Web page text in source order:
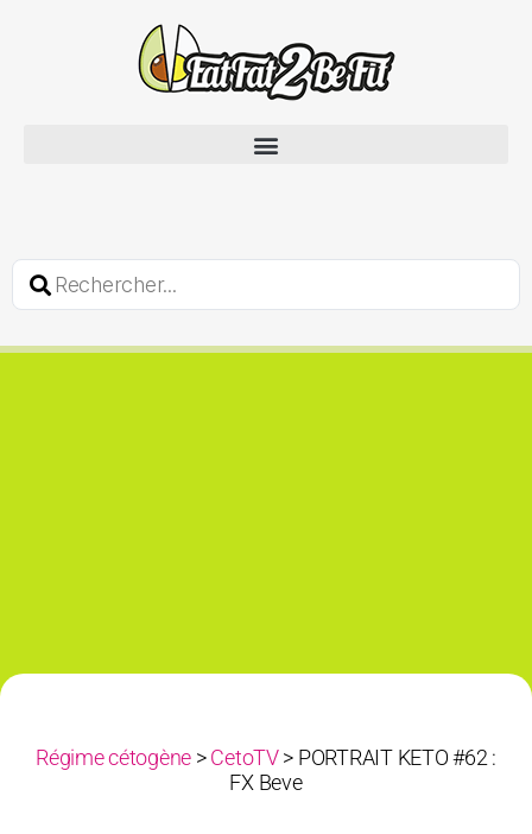
Régime cétogène >CetoTV> PORTRAIT KETO #62 :
FX Beve